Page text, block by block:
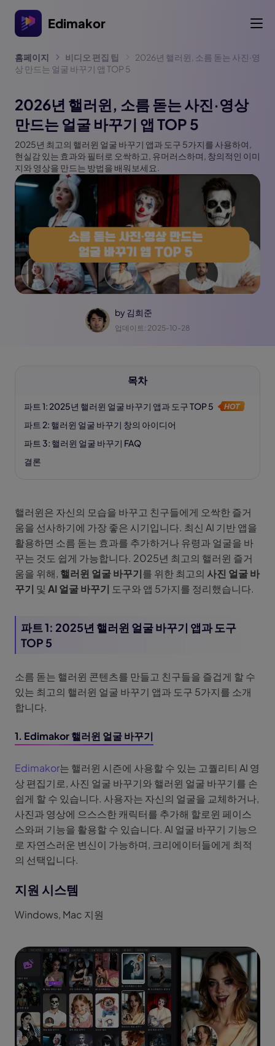
Edimakor
홈페이지 비디오 편집 팁
2026년 핼러윈, 소름 돋는 사진·영
상 만드는 얼굴 바꾸기 앱 TOP 5
2026년 핼러윈, 소름 돋는 사진·영상
만드는 얼굴 바꾸기 앱 TOP 5
2025년 최고의 핼러윈 얼굴 바꾸기 앱과 도구 5가지를 사용하여,
현실감 있는 효과와 필터로 오싹하고, 유머러스하며, 창의적인 이미
지와 영상을 만드는 방법을 배워보세요.
by 김희준
업데이트: 2025-10-28
목차
파트 1: 2025년 핼러윈 얼굴 바꾸기 앱과 도구 TOP 5
파트 2: 핼러윈 얼굴 바꾸기 창의 아이디어
파트 3: 핼러윈 얼굴 바꾸기 FAQ
결론
핼러윈은 자신의 모습을 바꾸고 친구들에게 오싹한 즐거
움을 선사하기에 가장 좋은 시기입니다. 최신 AI 기반 앱을
활용하면 소름 돋는 효과를 추가하거나 유령과 얼굴을 바
꾸는 것도 쉽게 가능합니다. 2025년 최고의 핼러윈 즐거
움을 위해, 핼러윈 얼굴 바꾸기를 위한 최고의 사진 얼굴 바
꾸기 및 AI 얼굴 바꾸기 도구와 앱 5가지를 정리했습니다.
파트 1: 2025년 핼러윈 얼굴 바꾸기 앱과 도구
TOP 5
소름 돋는 핼러윈 콘텐츠를 만들고 친구들을 즐겁게 할 수
있는 최고의 핼러윈 얼굴 바꾸기 앱과 도구 5가지를 소개
합니다.
1. Edimakor 핼러윈 얼굴 바꾸기
Edimakor는 핼러윈 시즌에 사용할 수 있는 고퀄리티 AI 영
상 편집기로, 사진 얼굴 바꾸기와 핼러윈 얼굴 바꾸기를 손
쉽게 할 수 있습니다. 사용자는 자신의 얼굴을 교체하거나,
사진과 영상에 으스스한 캐릭터를 추가해 할로윈 페이스
스와퍼 기능을 활용할 수 있습니다. AI 얼굴 바꾸기 기능으
로 자연스러운 변신이 가능하며, 크리에이터들에게 최적
의 선택입니다.
지원 시스템
Windows, Mac 지원